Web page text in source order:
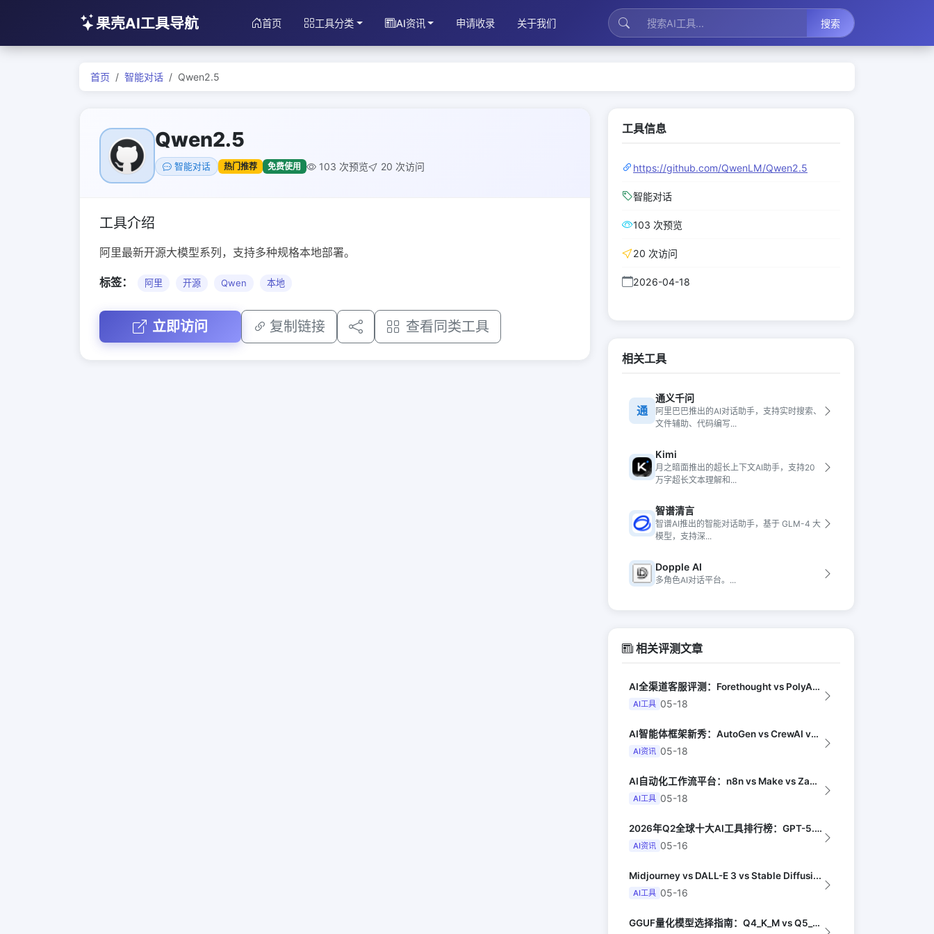
果壳AI工具导航 首页 工具分类 AI资讯 申请收录 关于我们 搜索
首页 智能对话 Qwen2.5
Qwen2.5
智能对话 热门推荐 免费使用 103 次预览 20 次访问
工具介绍
阿里最新开源大模型系列，支持多种规格本地部署。
标签： 阿里 开源 Qwen 本地
立即访问 复制链接 查看同类工具
工具信息
https://github.com/QwenLM/Qwen2.5
智能对话
103 次预览
20 次访问
2026-04-18
相关工具
通
通义千问
阿里巴巴推出的AI对话助手，支持实时搜索、
文件辅助、代码编写...
Kimi
月之暗面推出的超长上下文AI助手，支持20
万字超长文本理解和...
智谱清言
智谱AI推出的智能对话助手，基于 GLM-4 大
模型，支持深...
Dopple AI
多角色AI对话平台。...
相关评测文章
AI全渠道客服评测：Forethought vs PolyAI vs Ada（G...
AI工具 05-18
AI智能体框架新秀：AutoGen vs CrewAI vs OpenHands...
AI资讯 05-18
AI自动化工作流平台：n8n vs Make vs Zapier AI对比（Au...
AI工具 05-18
2026年Q2全球十大AI工具排行榜：GPT-5.4领跑，Claude Opus...
AI资讯 05-16
Midjourney vs DALL-E 3 vs Stable Diffusi...
AI工具 05-16
GGUF量化模型选择指南：Q4_K_M vs Q5_K_M vs Q8_0（Lo...